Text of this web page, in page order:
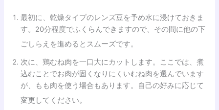
最初に、乾燥タイプのレンズ豆を予め水に浸けておきま
す。20分程度でふくらんできますので、その間に他の下
ごしらえを進めるとスムーズです。
次に、鶏むね肉を一口大にカットします。ここでは、煮
込むことでお肉が固くなりにくいむね肉を選んでいます
が、もも肉を使う場合もあります。自己の好みに応じて
変更してください。